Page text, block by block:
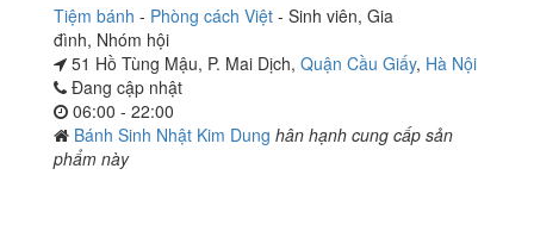
Tiệm bánh - Phòng cách Việt - Sinh viên, Gia
đình, Nhóm hội
51 Hồ Tùng Mậu, P. Mai Dịch, Quận Cầu Giấy, Hà Nội
Đang cập nhật
06:00 - 22:00
Bánh Sinh Nhật Kim Dung hân hạnh cung cấp sản
phẩm này